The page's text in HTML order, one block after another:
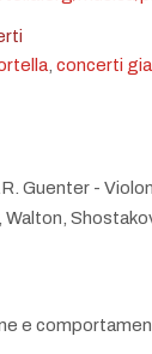
concerti
Guenter -
Walton,
e